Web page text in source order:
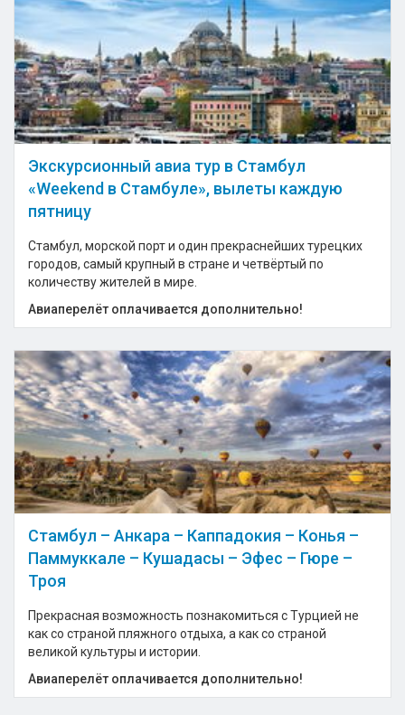
Экскурсионный авиа тур в Стамбул
«Weekend в Стамбуле», вылеты каждую
пятницу
Стамбул, морской порт и один прекраснейших турецких
городов, самый крупный в стране и четвёртый по
количеству жителей в мире.
Авиаперелёт оплачивается дополнительно!
Стамбул – Анкара – Каппадокия – Конья –
Паммуккале – Кушадасы – Эфес – Гюре –
Троя
Прекрасная возможность познакомиться с Турцией не
как со страной пляжного отдыха, а как со страной
великой культуры и истории.
Авиаперелёт оплачивается дополнительно!